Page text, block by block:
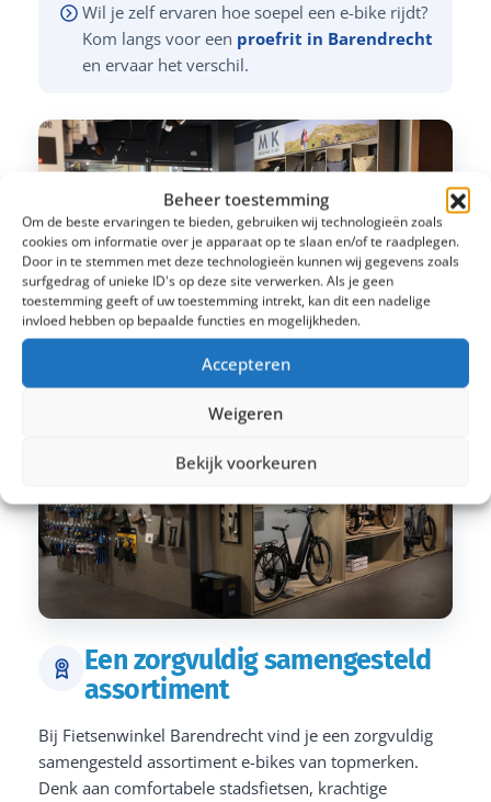
Beheer toestemming
Om de beste ervaringen te bieden, gebruiken wij technologieën zoals
cookies om informatie over je apparaat op te slaan en/of te raadplegen.
Door in te stemmen met deze technologieën kunnen wij gegevens zoals
surfgedrag of unieke ID's op deze site verwerken. Als je geen
toestemming geeft of uw toestemming intrekt, kan dit een nadelige
invloed hebben op bepaalde functies en mogelijkheden.
Accepteren
Weigeren
Bekijk voorkeuren
Wil je zelf ervaren hoe soepel een e-bike rijdt?
Kom langs voor een proefrit in Barendrecht
en ervaar het verschil.
Een zorgvuldig samengesteld
assortiment
Bij Fietsenwinkel Barendrecht vind je een zorgvuldig
samengesteld assortiment e-bikes van topmerken.
Denk aan comfortabele stadsfietsen, krachtige